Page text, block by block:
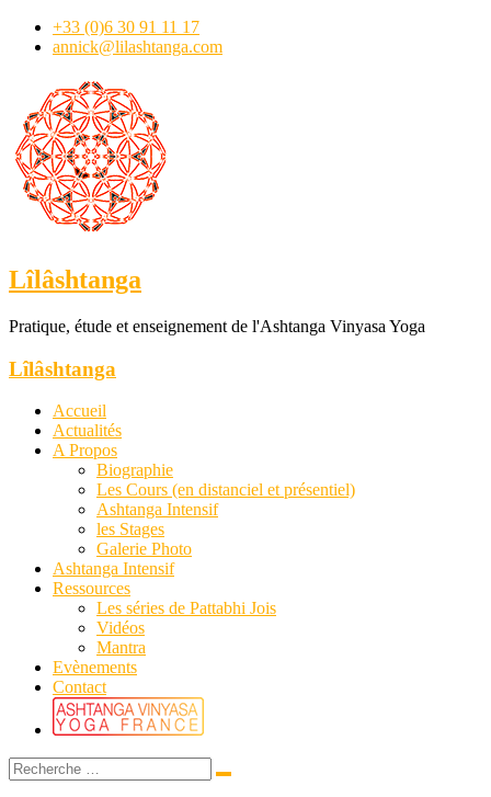
+33 (0)6 30 91 11 17
annick@lilashtanga.com
Lîlâshtanga
Pratique, étude et enseignement de l'Ashtanga Vinyasa Yoga
Lîlâshtanga
Accueil
Actualités
A Propos
Biographie
Les Cours (en distanciel et présentiel)
Ashtanga Intensif
les Stages
Galerie Photo
Ashtanga Intensif
Ressources
Les séries de Pattabhi Jois
Vidéos
Mantra
Evènements
Contact